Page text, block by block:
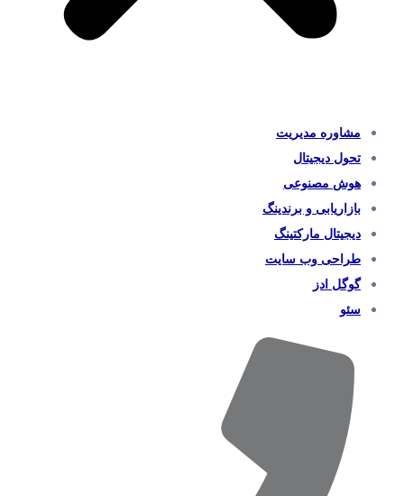
مشاوره مدیریت
تحول دیجیتال
هوش مصنوعی
بازاریابی و برندینگ
دیجیتال مارکتینگ
طراحی وب سایت
گوگل ادز
سئو